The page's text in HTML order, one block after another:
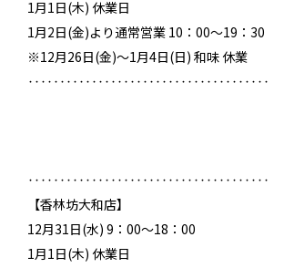
1月1日(木) 休業日
1月2日(金)より通常営業 10：00～19：30
※12月26日(金)～1月4日(日) 和味 休業
‥‥‥‥‥‥‥‥‥‥‥‥‥‥‥‥‥‥‥
‥‥‥‥‥‥‥‥‥‥‥‥‥‥‥‥‥‥‥
【香林坊大和店】
12月31日(水) 9：00～18：00
1月1日(木) 休業日